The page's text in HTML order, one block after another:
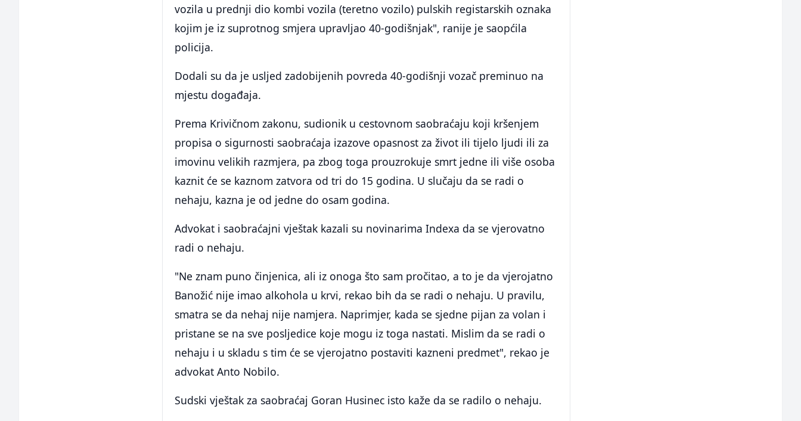
vozila u prednji dio kombi vozila (teretno vozilo) pulskih registarskih oznaka
kojim je iz suprotnog smjera upravljao 40-godišnjak", ranije je saopćila
policija.
Dodali su da je usljed zadobijenih povreda 40-godišnji vozač preminuo na
mjestu događaja.
Prema Krivičnom zakonu, sudionik u cestovnom saobraćaju koji kršenjem
propisa o sigurnosti saobraćaja izazove opasnost za život ili tijelo ljudi ili za
imovinu velikih razmjera, pa zbog toga prouzrokuje smrt jedne ili više osoba
kaznit će se kaznom zatvora od tri do 15 godina. U slučaju da se radi o
nehaju, kazna je od jedne do osam godina.
Advokat i saobraćajni vještak kazali su novinarima Indexa da se vjerovatno
radi o nehaju.
"Ne znam puno činjenica, ali iz onoga što sam pročitao, a to je da vjerojatno
Banožić nije imao alkohola u krvi, rekao bih da se radi o nehaju. U pravilu,
smatra se da nehaj nije namjera. Naprimjer, kada se sjedne pijan za volan i
pristane se na sve posljedice koje mogu iz toga nastati. Mislim da se radi o
nehaju i u skladu s tim će se vjerojatno postaviti kazneni predmet", rekao je
advokat Anto Nobilo.
Sudski vještak za saobraćaj Goran Husinec isto kaže da se radilo o nehaju.